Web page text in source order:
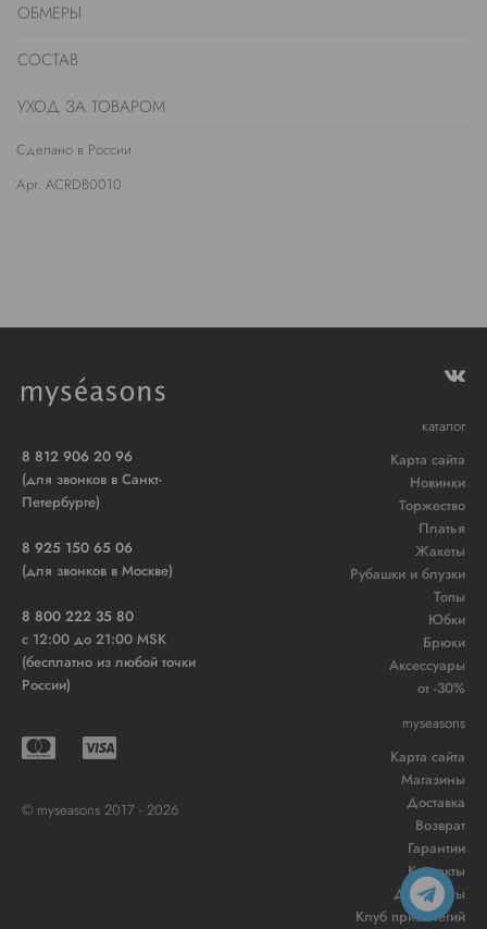
ОБМЕРЫ
СОСТАВ
УХОД ЗА ТОВАРОМ
Сделано в России
Арт. ACRDB0010
8 812 906 20 96
(для звонков в Санкт-
Петербурге)
8 925 150 65 06
(для звонков в Москве)
8 800 222 35 80
c 12:00 до 21:00 MSK
(бесплатно из любой точки
России)
© myseasons 2017 - 2026
каталог
Карта сайта
Новинки
Торжество
Платья
Жакеты
Рубашки и блузки
Топы
Юбки
Брюки
Аксессуары
от -30%
myseasons
Карта сайта
Магазины
Доставка
Возврат
Гарантии
Контакты
Документы
Клуб привилегий